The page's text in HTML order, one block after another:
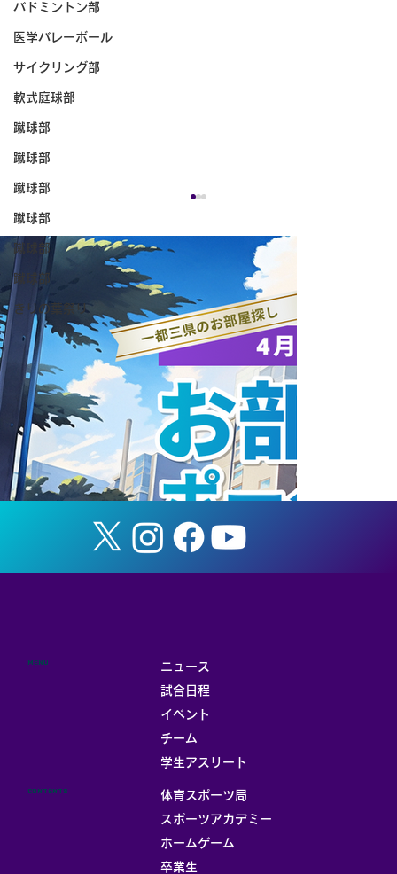
バドミントン部
医学バレーボール
サイクリング部
軟式庭球部
蹴球部
蹴球部
蹴球部
蹴球部
蹴球部
蹴球部
きりの葉祭り
【社会貢献活動】フラッグフットボール
教室
ニュース
試合日程
イベント
チーム
学生アスリート
MENU
体育スポーツ局
スポーツアカデミー
ホームゲーム
卒業生
CONTENTS